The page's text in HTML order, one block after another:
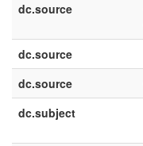
dc.source
dc.source
dc.source
dc.subject